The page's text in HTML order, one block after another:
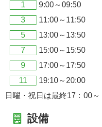
1 9:00～09:50
3
11:00～11:50
5
13:00～13:50
7
15:00～15:50
9
17:00～17:50
11
19:10～20:00
日曜・祝日は最終17：00～
設備